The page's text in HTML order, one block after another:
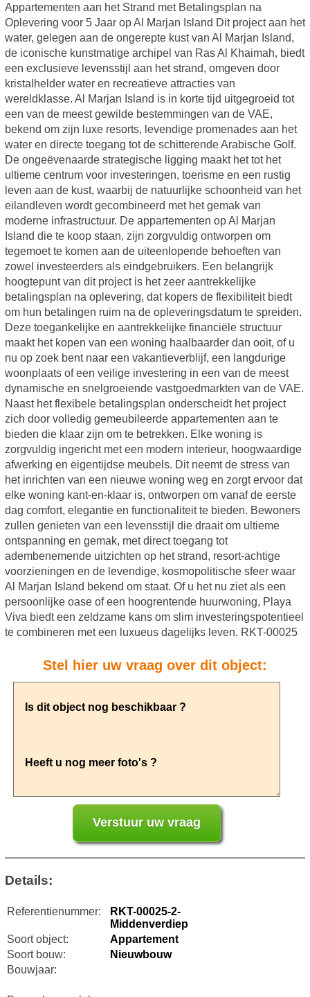
Appartementen aan het Strand met Betalingsplan na
Oplevering voor 5 Jaar op Al Marjan Island Dit project aan het
water, gelegen aan de ongerepte kust van Al Marjan Island,
de iconische kunstmatige archipel van Ras Al Khaimah, biedt
een exclusieve levensstijl aan het strand, omgeven door
kristalhelder water en recreatieve attracties van
wereldklasse. Al Marjan Island is in korte tijd uitgegroeid tot
een van de meest gewilde bestemmingen van de VAE,
bekend om zijn luxe resorts, levendige promenades aan het
water en directe toegang tot de schitterende Arabische Golf.
De ongeëvenaarde strategische ligging maakt het tot het
ultieme centrum voor investeringen, toerisme en een rustig
leven aan de kust, waarbij de natuurlijke schoonheid van het
eilandleven wordt gecombineerd met het gemak van
moderne infrastructuur. De appartementen op Al Marjan
Island die te koop staan, zijn zorgvuldig ontworpen om
tegemoet te komen aan de uiteenlopende behoeften van
zowel investeerders als eindgebruikers. Een belangrijk
hoogtepunt van dit project is het zeer aantrekkelijke
betalingsplan na oplevering, dat kopers de flexibiliteit biedt
om hun betalingen ruim na de opleveringsdatum te spreiden.
Deze toegankelijke en aantrekkelijke financiële structuur
maakt het kopen van een woning haalbaarder dan ooit, of u
nu op zoek bent naar een vakantieverblijf, een langdurige
woonplaats of een veilige investering in een van de meest
dynamische en snelgroeiende vastgoedmarkten van de VAE.
Naast het flexibele betalingsplan onderscheidt het project
zich door volledig gemeubileerde appartementen aan te
bieden die klaar zijn om te betrekken. Elke woning is
zorgvuldig ingericht met een modern interieur, hoogwaardige
afwerking en eigentijdse meubels. Dit neemt de stress van
het inrichten van een nieuwe woning weg en zorgt ervoor dat
elke woning kant-en-klaar is, ontworpen om vanaf de eerste
dag comfort, elegantie en functionaliteit te bieden. Bewoners
zullen genieten van een levensstijl die draait om ultieme
ontspanning en gemak, met direct toegang tot
adembenemende uitzichten op het strand, resort-achtige
voorzieningen en de levendige, kosmopolitische sfeer waar
Al Marjan Island bekend om staat. Of u het nu ziet als een
persoonlijke oase of een hoogrentende huurwoning, Playa
Viva biedt een zeldzame kans om slim investeringspotentieel
te combineren met een luxueus dagelijks leven. RKT-00025
Stel hier uw vraag over dit object:
Details:
Referentienummer:
RKT-00025-2-
Middenverdiep
Soort object:
Appartement
Soort bouw:
Nieuwbouw
Bouwjaar: